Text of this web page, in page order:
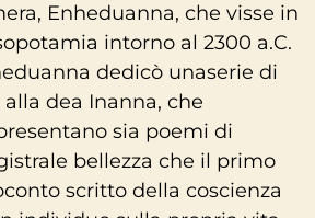
Enheduanna, che visse in
intorno al 2300 a.C.
dedicò unaserie di
dea Inanna, che
sia poemi di
bellezza che il primo
scritto della coscienza